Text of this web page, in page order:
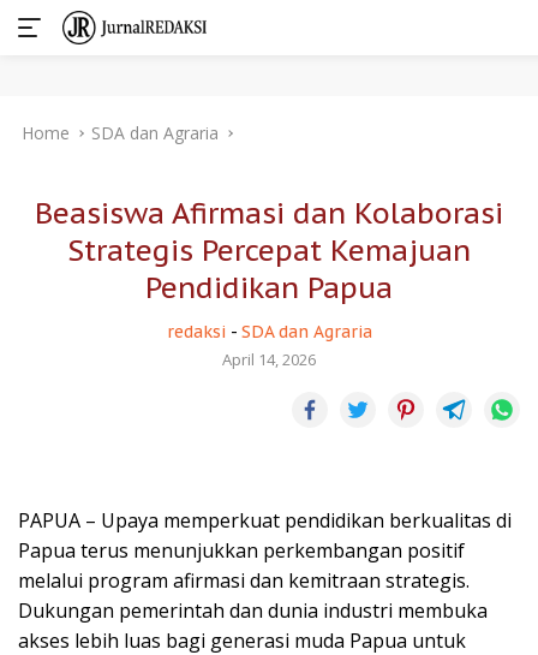
Home SDA dan Agraria
Beasiswa Afirmasi dan Kolaborasi
Strategis Percepat Kemajuan
Pendidikan Papua
redaksi - SDA dan Agraria
April 14, 2026
PAPUA – Upaya memperkuat pendidikan berkualitas di
Papua terus menunjukkan perkembangan positif
melalui program afirmasi dan kemitraan strategis.
Dukungan pemerintah dan dunia industri membuka
akses lebih luas bagi generasi muda Papua untuk